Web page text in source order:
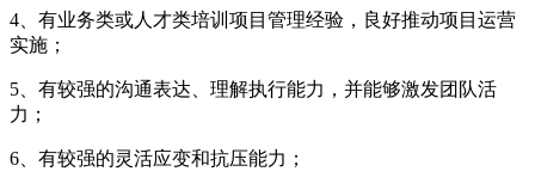
4、有业务类或人才类培训项目管理经验，良好推动项目运营
实施；
5、有较强的沟通表达、理解执行能力，并能够激发团队活
力；
6、有较强的灵活应变和抗压能力；